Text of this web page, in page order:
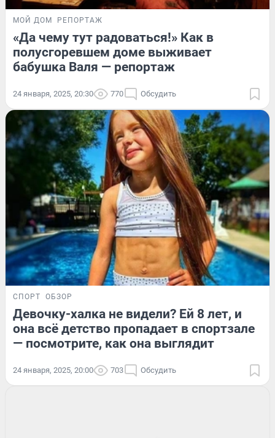
МОЙ ДОМ РЕПОРТАЖ
«Да чему тут радоваться!» Как в
полусгоревшем доме выживает
бабушка Валя — репортаж
24 января, 2025, 20:30 770 Обсудить
СПОРТ ОБЗОР
Девочку-халка не видели? Ей 8 лет, и
она всё детство пропадает в спортзале
— посмотрите, как она выглядит
24 января, 2025, 20:00 703 Обсудить